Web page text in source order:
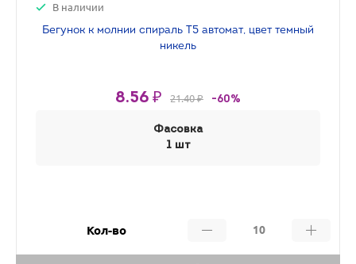
В наличии
Бегунок к молнии спираль Т5 автомат, цвет темный
никель
8.56 ₽ 21.40 ₽ -60%
Фасовка
1 шт
Кол-во